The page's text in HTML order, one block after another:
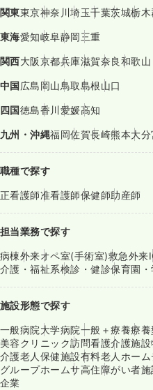
関東東京神奈川埼玉千葉茨城栃木
東海愛知岐阜静岡三重
関西大阪京都兵庫滋賀奈良和歌山
中国 広島 岡山鳥取島根山口
四国徳島香川 愛媛高知
九州・沖縄福岡佐賀長崎熊本大分
職種で探す
正看護師准看護師保健師助産師
担当業務で探す
病棟外来オペ室(手術室)救急外来
介護・福祉系検診・健診保育園
施設形態で探す
一般病院大学病院一般＋療養療
美容クリニック訪問看護介護施設
介護老人保健施設有料老人ホーム
グループホームサ高住障がい者施
企業